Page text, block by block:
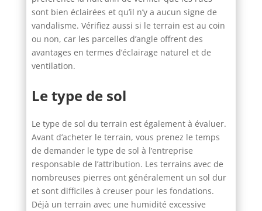
sont bien éclairées et qu’il n’y a aucun signe de
vandalisme. Vérifiez aussi si le terrain est au coin
ou non, car les parcelles d’angle offrent des
avantages en termes d’éclairage naturel et de
ventilation.
Le type de sol
Le type de sol du terrain est également à évaluer.
Avant d’acheter le terrain, vous prenez le temps
de demander le type de sol à l’entreprise
responsable de l’attribution. Les terrains avec de
nombreuses pierres ont généralement un sol dur
et sont difficiles à creuser pour les fondations.
Déjà un terrain avec une humidité excessive